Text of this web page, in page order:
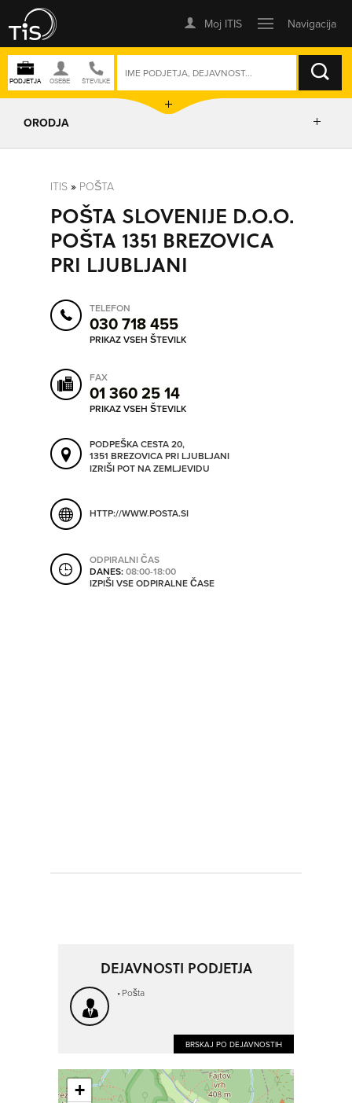
ISKANJE
ORODJA
POSLOVNE ENOTE
IZRIŠI POT
POŠLJI SMS
SHRANI V MOJ ITIS
ITIS » POŠTA
POŠTA SLOVENIJE D.O.O.
POŠTA 1351 BREZOVICA
PRI LJUBLJANI
TELEFON
030 718 455
PRIKAZ VSEH ŠTEVILK
FAX
01 360 25 14
PRIKAZ VSEH ŠTEVILK
PODPEŠKA CESTA 20,
1351 BREZOVICA PRI LJUBLJANI
IZRIŠI POT NA ZEMLJEVIDU
HTTP://WWW.POSTA.SI
ODPIRALNI ČAS
DANES:08:00-18:00
IZPIŠI VSE ODPIRALNE ČASE
DEJAVNOSTI PODJETJA
Pošta
BRSKAJ PO DEJAVNOSTIH
+